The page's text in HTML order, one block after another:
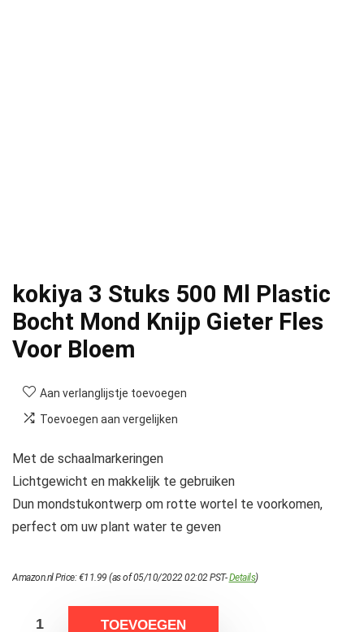
kokiya 3 Stuks 500 Ml Plastic
Bocht Mond Knijp Gieter Fles
Voor Bloem
Aan verlanglijstje toevoegen
Toevoegen aan vergelijken
Met de schaalmarkeringen
Lichtgewicht en makkelijk te gebruiken
Dun mondstukontwerp om rotte wortel te voorkomen,
perfect om uw plant water te geven
Amazon.nl Price:€11.99 (as of 05/10/2022 02:02 PST-Details)
TOEVOEGEN